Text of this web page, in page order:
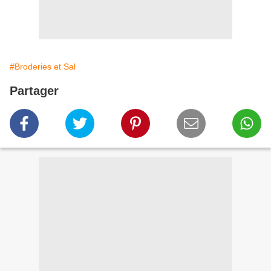
#Broderies et Sal
Partager